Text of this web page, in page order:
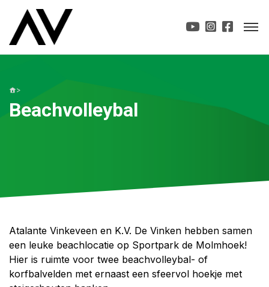
>
Beachvolleybal
Atalante Vinkeveen en K.V. De Vinken hebben samen
een leuke beachlocatie op Sportpark de Molmhoek!
Hier is ruimte voor twee beachvolleybal- of
korfbalvelden met ernaast een sfeervol hoekje met